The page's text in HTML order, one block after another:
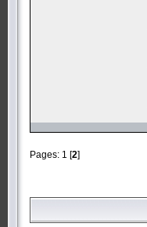
Pages: 1 [2]